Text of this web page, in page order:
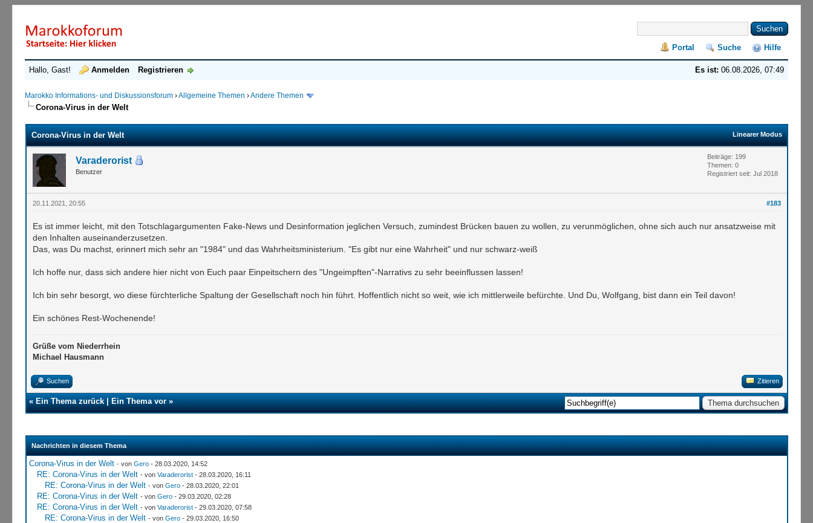
Portal Suche Hilfe
Es ist: 06.08.2026, 07:49
Hallo, Gast! Anmelden Registrieren
Marokko Informations- und Diskussionsforum ›Allgemeine Themen ›Andere Themen
Corona-Virus in der Welt
Linearer Modus
Corona-Virus in der Welt
Varaderorist
Benutzer
Beiträge: 199
Themen: 0
Registriert seit: Jul 2018
#183
20.11.2021, 20:55
Es ist immer leicht, mit den Totschlagargumenten Fake-News und Desinformation jeglichen Versuch, zumindest Brücken bauen zu wollen, zu verunmöglichen, ohne sich auch nur ansatzweise mit
den Inhalten auseinanderzusetzen.
Das, was Du machst, erinnert mich sehr an "1984" und das Wahrheitsministerium. "Es gibt nur eine Wahrheit" und nur schwarz-weiß
Ich hoffe nur, dass sich andere hier nicht von Euch paar Einpeitschern des "Ungeimpften"-Narrativs zu sehr beeinflussen lassen!
Ich bin sehr besorgt, wo diese fürchterliche Spaltung der Gesellschaft noch hin führt. Hoffentlich nicht so weit, wie ich mittlerweile befürchte. Und Du, Wolfgang, bist dann ein Teil davon!
Ein schönes Rest-Wochenende!
Grüße vom Niederrhein
Michael Hausmann
Suchen Zitieren
«Ein Thema zurück|Ein Thema vor»
Nachrichten in diesem Thema
Corona-Virus in der Welt - von Gero- 28.03.2020, 14:52
RE: Corona-Virus in der Welt - von Varaderorist- 28.03.2020, 16:11
RE: Corona-Virus in der Welt - von Gero- 28.03.2020, 22:01
RE: Corona-Virus in der Welt - von Gero- 29.03.2020, 02:28
RE: Corona-Virus in der Welt - von Varaderorist- 29.03.2020, 07:58
RE: Corona-Virus in der Welt - von Gero- 29.03.2020, 16:50